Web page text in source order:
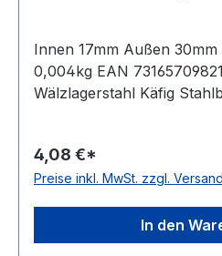
Innen 17mm Außen
0,004kg EAN
Wälzlagerstahl Käfig
Wirkrichtung einseitig
4,08 €*
Preise inkl. MwSt. zzgl.
In den